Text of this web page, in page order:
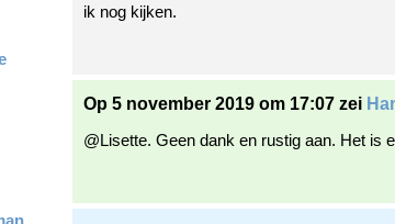
ik nog kijken.
Op 5 november 2019 om 17:07 zei
@Lisette. Geen dank en rustig aan. Het is